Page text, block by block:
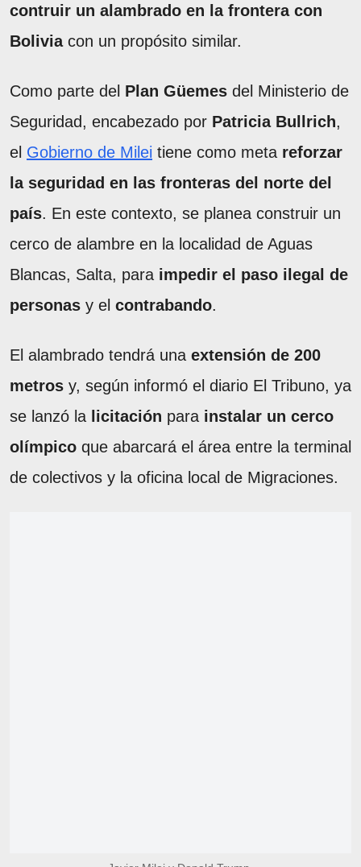
contruir un alambrado en la frontera con
Boliviacon un propósito similar.
Como parte del Plan Güemes del Ministerio de
Seguridad, encabezado por Patricia Bullrich,
el Gobierno de Milei tiene como meta reforzar
la seguridad en las fronteras del norte del
país. En este contexto, se planea construir un
cerco de alambre en la localidad de Aguas
Blancas, Salta, para impedir el paso ilegal de
personas y el contrabando.
El alambrado tendrá una extensión de 200
metros y, según informó el diario El Tribuno, ya
se lanzó la licitación para instalar un cerco
olímpico que abarcará el área entre la terminal
de colectivos y la oficina local de Migraciones.